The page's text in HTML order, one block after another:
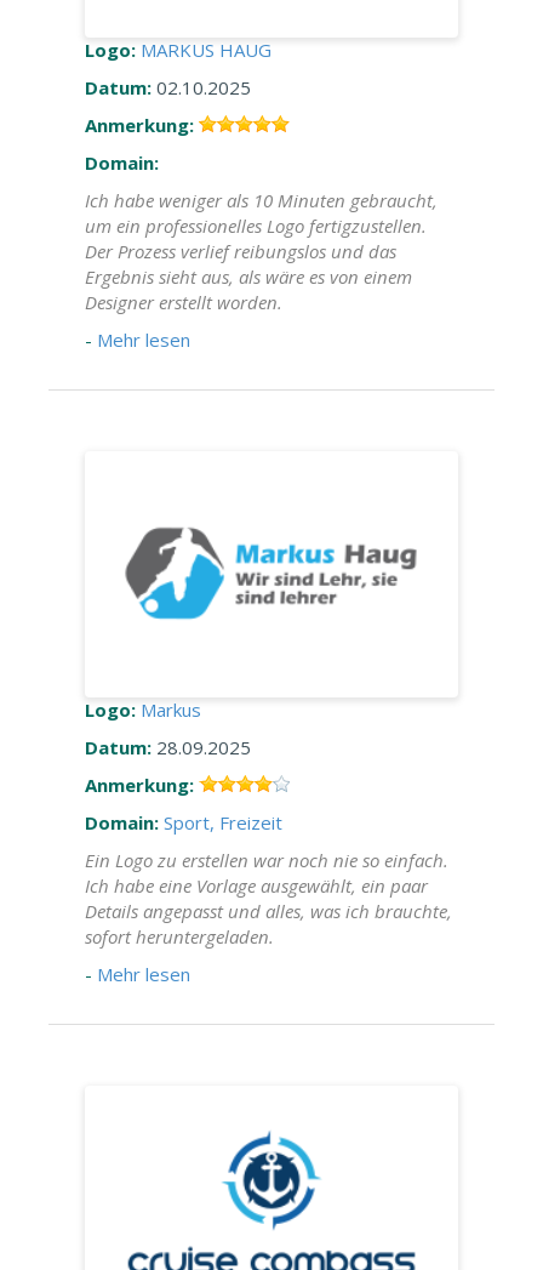
Logo: MARKUS HAUG
Datum: 02.10.2025
Anmerkung:
Domain:
Ich habe weniger als 10 Minuten gebraucht,
um ein professionelles Logo fertigzustellen.
Der Prozess verlief reibungslos und das
Ergebnis sieht aus, als wäre es von einem
Designer erstellt worden.
- Mehr lesen
Logo: Markus
Datum: 28.09.2025
Anmerkung:
Domain: Sport, Freizeit
Ein Logo zu erstellen war noch nie so einfach.
Ich habe eine Vorlage ausgewählt, ein paar
Details angepasst und alles, was ich brauchte,
sofort heruntergeladen.
- Mehr lesen